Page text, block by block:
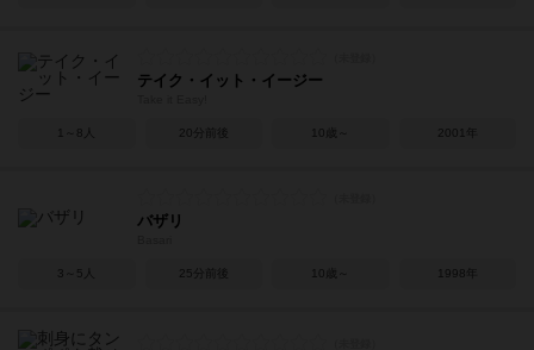
テイク・イット・イージー
1～8人 20分前後 10歳～ 2001年
バザリ
3～5人 25分前後 10歳～ 1998年